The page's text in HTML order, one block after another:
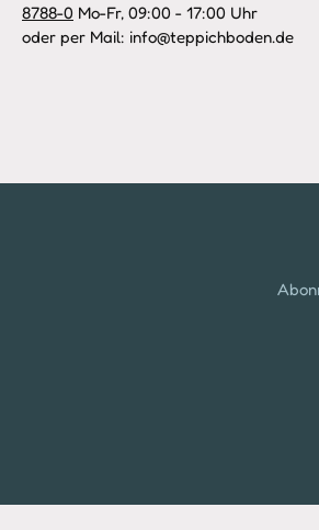
8788-0 Mo-Fr, 09:00 - 17:00 Uhr
oder per Mail: info@teppichboden.de